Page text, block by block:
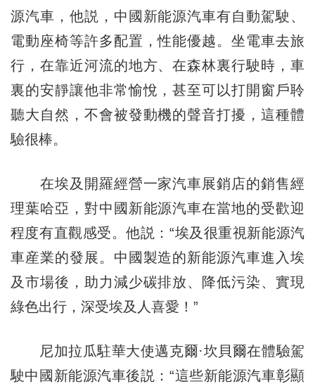
源汽車，他説，中國新能源汽車有自動駕駛、
電動座椅等許多配置，性能優越。坐電車去旅
行，在靠近河流的地方、在森林裏行駛時，車
裏的安靜讓他非常愉悅，甚至可以打開窗戶聆
聽大自然，不會被發動機的聲音打擾，這種體
驗很棒。
在埃及開羅經營一家汽車展銷店的銷售經
理葉哈亞，對中國新能源汽車在當地的受歡迎
程度有直觀感受。他説：“埃及很重視新能源汽
車産業的發展。中國製造的新能源汽車進入埃
及市場後，助力減少碳排放、降低污染、實現
綠色出行，深受埃及人喜愛！”
尼加拉瓜駐華大使邁克爾·坎貝爾在體驗駕
駛中國新能源汽車後説：“這些新能源汽車彰顯